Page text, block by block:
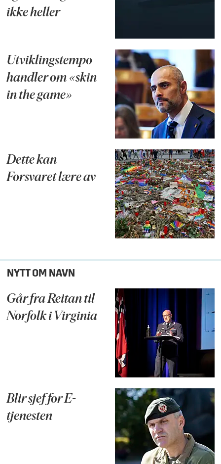
ikke heller
Utviklingstempo
handler om «skin
in the game»
Dette kan
Forsvaret lære av
NYTT OM NAVN
Går fra Reitan til
Norfolk i Virginia
Blir sjef for E-
tjenesten